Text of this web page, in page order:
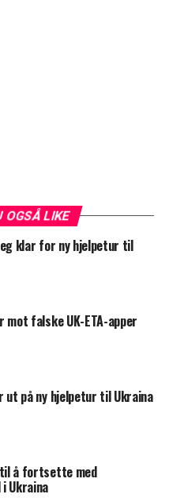
OGSÅ LIKE
klar for ny hjelpetur til
falske UK-ETA-apper
ut på ny hjelpetur til Ukraina
å fortsette med
Ukraina